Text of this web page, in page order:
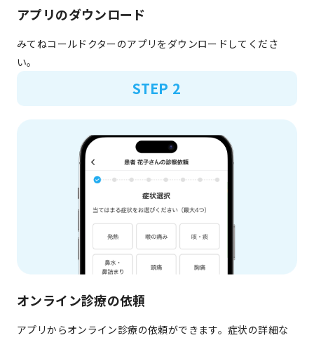
アプリのダウンロード
みてねコールドクターのアプリをダウンロードしてくださ
い。
STEP 2
オンライン診療の依頼
アプリからオンライン診療の依頼ができます。症状の詳細な